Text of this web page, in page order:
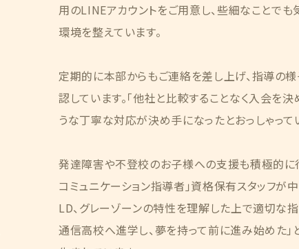
用のLINEアカウントをご用意し、些細なことで
環境を整えています。
定期的に本部からもご連絡を差し上げ、指導の
認しています。「他社と比較することなく入会を決
うな丁寧な対応が決め手になったとおっしゃって
発達障害や不登校のお子様への支援も積極的に
コミュニケーション指導者」資格保有スタッフが中
LD、グレーゾーンの特性を理解した上で適切な
通信高校へ進学し、夢を持って前に進み始めた」